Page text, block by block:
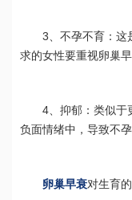
3、不孕不育：这
求的女性要重视卵巢
4、抑郁：类似于
负面情绪中，导致不孕
卵巢早衰对生育